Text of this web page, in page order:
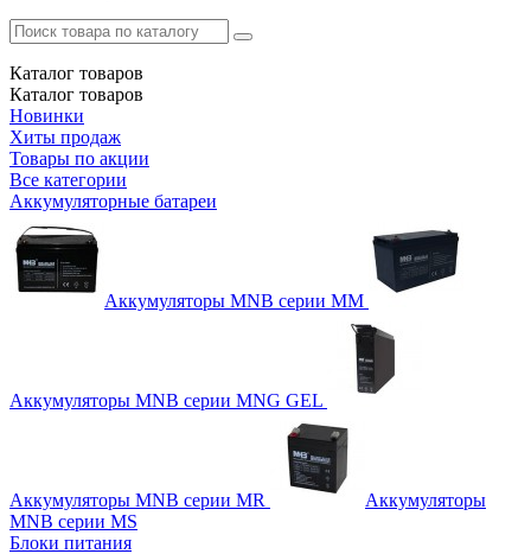
Каталог товаров
Каталог товаров
Новинки
Хиты продаж
Товары по акции
Все категории
Аккумуляторные батареи
Аккумуляторы MNB серии MM
Аккумуляторы MNB серии MNG GEL
Аккумуляторы MNB серии MR
Аккумуляторы
MNB серии MS
Блоки питания